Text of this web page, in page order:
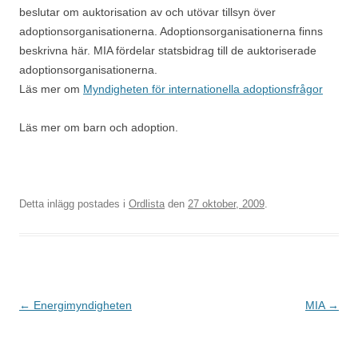
beslutar om auktorisation av och utövar tillsyn över
adoptionsorganisationerna. Adoptionsorganisationerna finns
beskrivna här. MIA fördelar statsbidrag till de auktoriserade
adoptionsorganisationerna.
Läs mer om Myndigheten för internationella adoptionsfrågor
Läs mer om barn och adoption.
Detta inlägg postades i Ordlista den 27 oktober, 2009.
Inläggsnavigering
← Energimyndigheten MIA →